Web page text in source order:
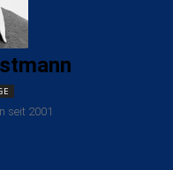
seit 2001